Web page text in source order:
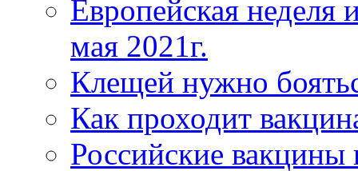
Европейская неделя
мая 2021г.
Клещей нужно
Как проходит
Российские вакцины